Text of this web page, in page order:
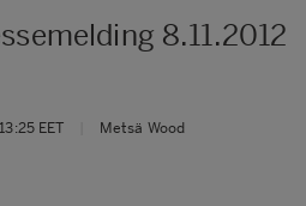
8.11.2012
EET Metsä Wood